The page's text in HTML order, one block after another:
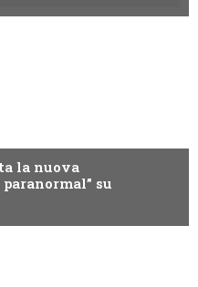
la nuova
su